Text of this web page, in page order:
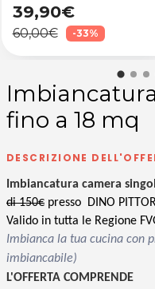
39,90€
60,00€ -33%
fino a 18 mq
DESCRIZIONE
Imbiancatura camera
di 150€ presso DINO
Valido in tutta le Regione
Imbianca la tua cucina con
imbiancabile)
L'OFFERTA COMPRENDE